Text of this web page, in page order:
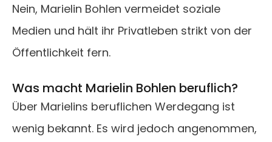
Nein, Marielin Bohlen vermeidet soziale
Medien und hält ihr Privatleben strikt von der
Öffentlichkeit fern.
Was macht Marielin Bohlen beruflich?
Über Marielins beruflichen Werdegang ist
wenig bekannt. Es wird jedoch angenommen,